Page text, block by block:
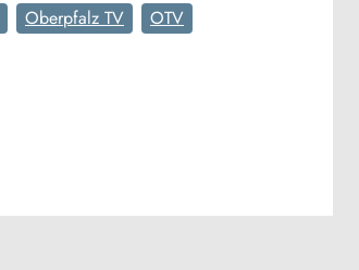
Oberpfalz TV
OTV